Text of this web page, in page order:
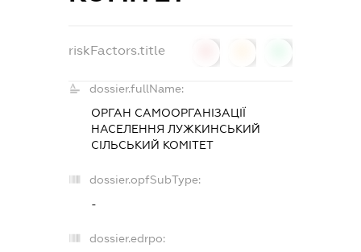
riskFactors.title
dossier.fullName:
ОРГАН САМООРГАНІЗАЦІЇ
НАСЕЛЕННЯ ЛУЖКИНСЬКИЙ
СІЛЬСЬКИЙ КОМІТЕТ
dossier.opfSubType:
-
dossier.edrpo: